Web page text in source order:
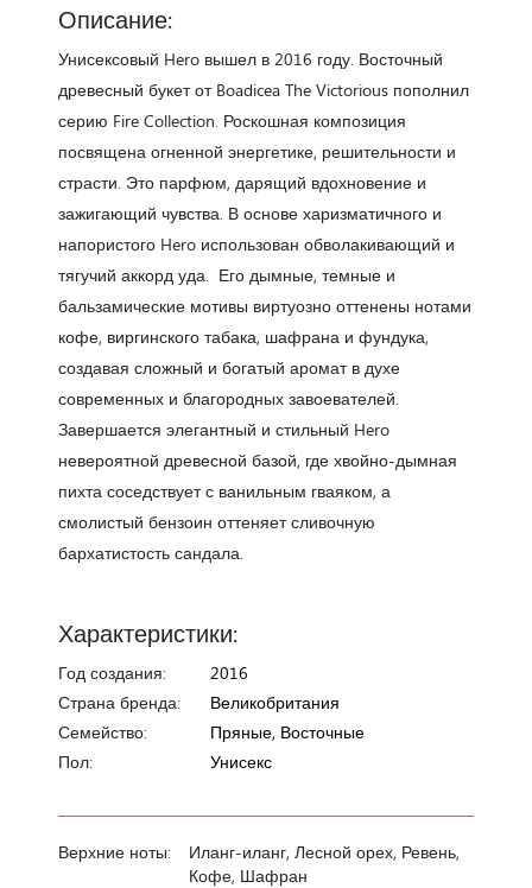
Описание:
Унисексовый Hero вышел в 2016 году. Восточный
древесный букет от Boadicea The Victorious пополнил
серию Fire Collection. Роскошная композиция
посвящена огненной энергетике, решительности и
страсти. Это парфюм, дарящий вдохновение и
зажигающий чувства. В основе харизматичного и
напористого Hero использован обволакивающий и
тягучий аккорд уда. Его дымные, темные и
бальзамические мотивы виртуозно оттенены нотами
кофе, виргинского табака, шафрана и фундука,
создавая сложный и богатый аромат в духе
современных и благородных завоевателей.
Завершается элегантный и стильный Hero
невероятной древесной базой, где хвойно-дымная
пихта соседствует с ванильным гваяком, а
смолистый бензоин оттеняет сливочную
бархатистость сандала.
Характеристики:
Год создания:
2016
Страна бренда:
Великобритания
Семейство:
Пряные, Восточные
Пол:
Унисекс
Верхние ноты:
Иланг-иланг, Лесной орех, Ревень,
Кофе, Шафран